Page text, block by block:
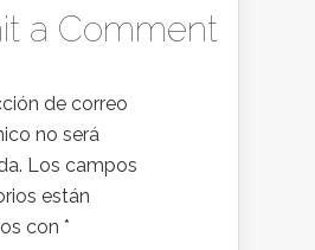
a Comment
de correo
no será
Los campos
están
con *